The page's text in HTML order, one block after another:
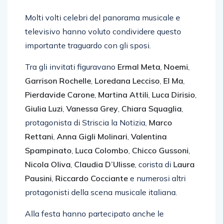
Molti volti celebri del panorama musicale e
televisivo hanno voluto condividere questo
importante traguardo con gli sposi.
Tra gli invitati figuravano Ermal Meta, Noemi,
Garrison Rochelle, Loredana Lecciso, El Ma,
Pierdavide Carone, Martina Attili, Luca Dirisio,
Giulia Luzi, Vanessa Grey, Chiara Squaglia,
protagonista di Striscia la Notizia, Marco
Rettani, Anna Gigli Molinari, Valentina
Spampinato, Luca Colombo, Chicco Gussoni,
Nicola Oliva, Claudia D’Ulisse, corista di Laura
Pausini, Riccardo Cocciante e numerosi altri
protagonisti della scena musicale italiana.
Alla festa hanno partecipato anche le